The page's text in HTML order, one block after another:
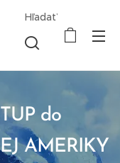
Hľadať
do
AMERIKY